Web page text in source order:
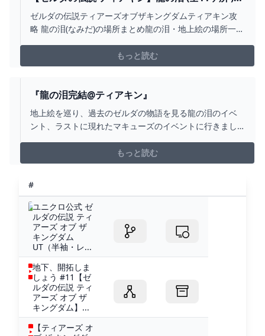
上絵の場所 /イベントまとめ マスターソード 【ゼ
ルダの伝説 ティアーズ オブ ザ キングダム】真エ
ゼルダの伝説ティアーズオブザキングダムティアキン攻
略 龍の泪(なみだ)の場所まとめ龍の泪・地上絵の場所一覧
ベント204:06 龍の泪1 タバンタヒル07:47 龍の泪2 ベー
レ谷12:17 龍の泪3 モルセ湖南15:55 龍の泪4 サフィア
もっと読む
『龍の泪完結@ティアキン』
地上絵を巡り、過去のゼルダの物語を見る龍の泪のイベ
ント、ラストに現れたマキューズのイベントに行きまし
もっと読む
#
ユニクロ公式 ゼ
ルダの伝説 ティ
アーズ オブ ザ
キングダム
UT（半袖・レ...
地下、開拓しま
しょう #11【ゼ
ルダの伝説 ティ
アーズ オブ ザ
キングダム】...
【ティアーズ オ